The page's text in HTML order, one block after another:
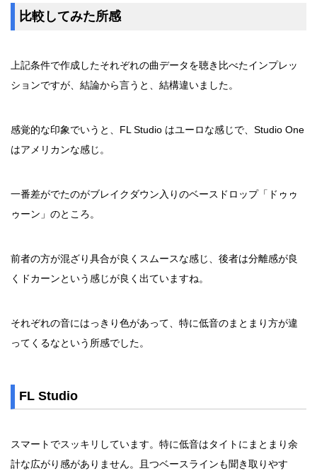
比較してみた所感
上記条件で作成したそれぞれの曲データを聴き比べたインプレッ
ションですが、結論から言うと、結構違いました。
感覚的な印象でいうと、FL Studio はユーロな感じで、Studio One
はアメリカンな感じ。
一番差がでたのがブレイクダウン入りのベースドロップ「ドゥゥ
ゥーン」のところ。
前者の方が混ざり具合が良くスムースな感じ、後者は分離感が良
くドカーンという感じが良く出ていますね。
それぞれの音にはっきり色があって、特に低音のまとまり方が違
ってくるなという所感でした。
FL Studio
スマートでスッキリしています。特に低音はタイトにまとまり余
計な広がり感がありません。且つベースラインも聞き取りやす